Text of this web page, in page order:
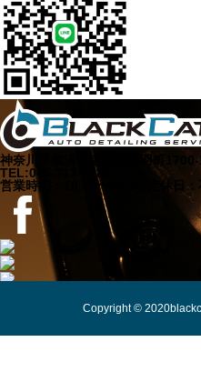
神奈川県横浜市港北区新羽町1700-
TEL:045-717-5488
営業時間：10:00〜19:00 定休日：
Copyright ©